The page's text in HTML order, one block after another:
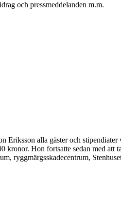
och pressmeddelanden m.m.
Eriksson alla gäster och
Hon fortsatte sedan med att
ryggmärgsskadecentrum,